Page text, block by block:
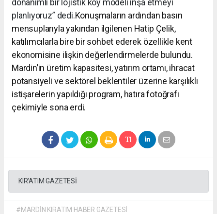
planlıyoruz” dedi.Konuşmaların ardından basın
mensuplarıyla yakından ilgilenen Hatip Çelik,
katılımcılarla bire bir sohbet ederek özellikle kent
ekonomisine ilişkin değerlendirmelerde bulundu.
Mardin’in üretim kapasitesi, yatırım ortamı, ihracat
potansiyeli ve sektörel beklentiler üzerine karşılıklı
istişarelerin yapıldığı program, hatıra fotoğrafı
çekimiyle sona erdi.
KIR'ATIM GAZETESİ
#MARDİN KIRATIM HABER GAZETESİ